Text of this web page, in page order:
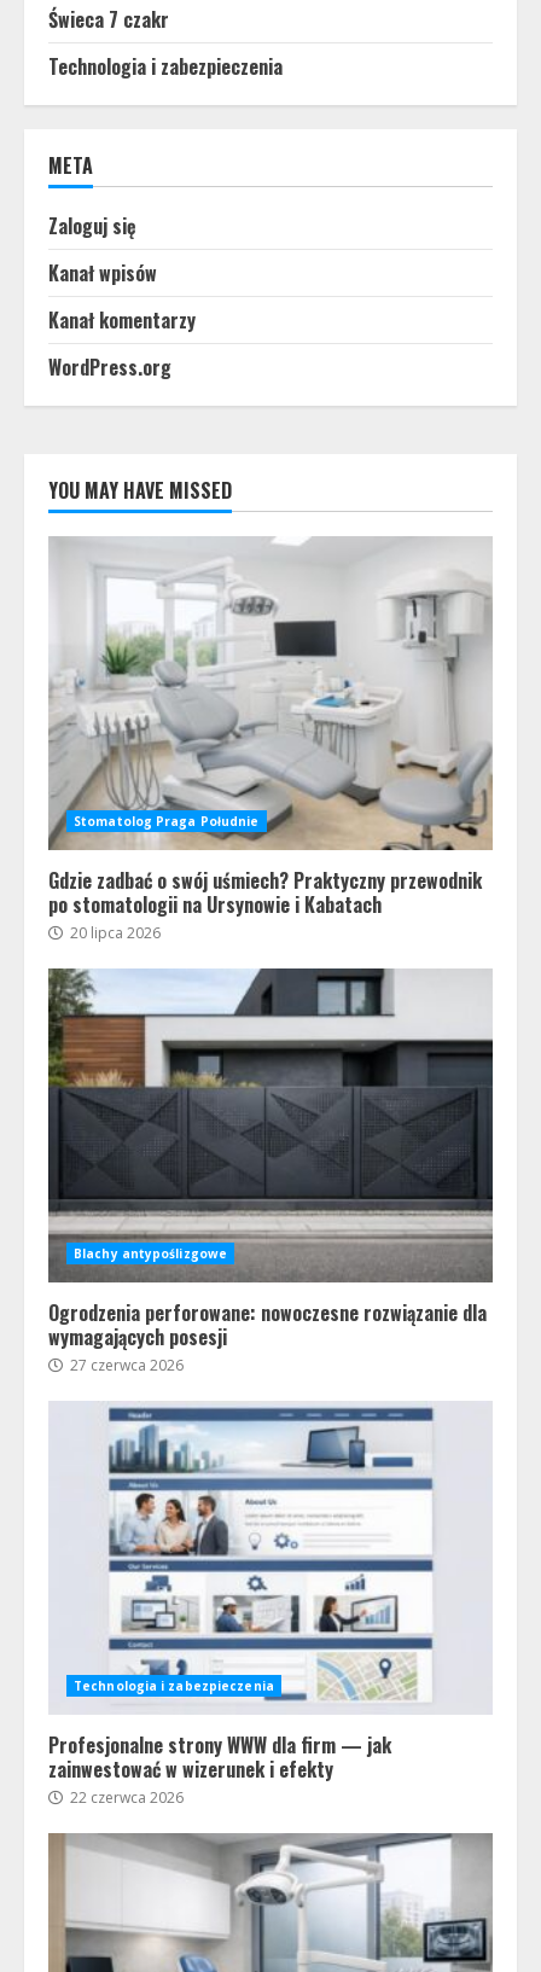
Świeca 7 czakr
Technologia i zabezpieczenia
META
Zaloguj się
Kanał wpisów
Kanał komentarzy
WordPress.org
YOU MAY HAVE MISSED
Stomatolog Praga Południe
Gdzie zadbać o swój uśmiech? Praktyczny przewodnik
po stomatologii na Ursynowie i Kabatach
20 lipca 2026
Blachy antypoślizgowe
Ogrodzenia perforowane: nowoczesne rozwiązanie dla
wymagających posesji
27 czerwca 2026
Technologia i zabezpieczenia
Profesjonalne strony WWW dla firm — jak
zainwestować w wizerunek i efekty
22 czerwca 2026